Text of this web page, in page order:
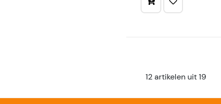
12 artikelen uit 19